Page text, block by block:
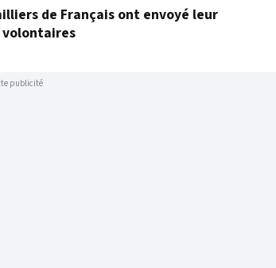
de Français ont envoyé leur
publicité